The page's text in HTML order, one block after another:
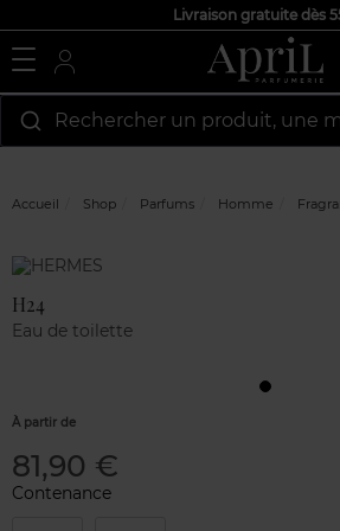
Livraison gratuite dès
Rechercher un produit, une
Accueil Shop Parfums Homme
Marque
H24
Eau de toilette
À partir de
81,90 €
Contenance